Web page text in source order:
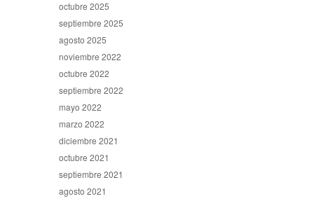
octubre 2025
septiembre 2025
agosto 2025
noviembre 2022
octubre 2022
septiembre 2022
mayo 2022
marzo 2022
diciembre 2021
octubre 2021
septiembre 2021
agosto 2021